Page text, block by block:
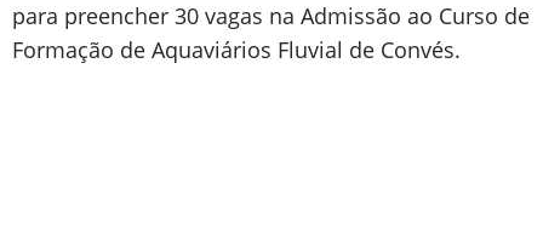
para preencher 30 vagas na Admissão ao Curso de
Formação de Aquaviários Fluvial de Convés.